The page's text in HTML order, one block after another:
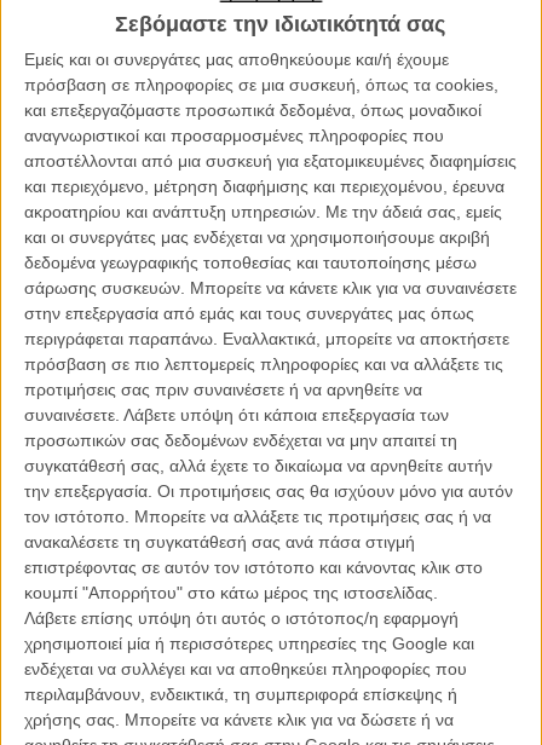
Σεβόμαστε την ιδιωτικότητά σας
Εμείς και οι συνεργάτες μας αποθηκεύουμε και/ή έχουμε
πρόσβαση σε πληροφορίες σε μια συσκευή, όπως τα cookies,
και επεξεργαζόμαστε προσωπικά δεδομένα, όπως μοναδικοί
αναγνωριστικοί και προσαρμοσμένες πληροφορίες που
αποστέλλονται από μια συσκευή για εξατομικευμένες διαφημίσεις
και περιεχόμενο, μέτρηση διαφήμισης και περιεχομένου, έρευνα
ακροατηρίου και ανάπτυξη υπηρεσιών. Με την άδειά σας, εμείς
και οι συνεργάτες μας ενδέχεται να χρησιμοποιήσουμε ακριβή
δεδομένα γεωγραφικής τοποθεσίας και ταυτοποίησης μέσω
σάρωσης συσκευών. Μπορείτε να κάνετε κλικ για να συναινέσετε
στην επεξεργασία από εμάς και τους συνεργάτες μας όπως
περιγράφεται παραπάνω. Εναλλακτικά, μπορείτε να αποκτήσετε
πρόσβαση σε πιο λεπτομερείς πληροφορίες και να αλλάξετε τις
προτιμήσεις σας πριν συναινέσετε ή να αρνηθείτε να
συναινέσετε. Λάβετε υπόψη ότι κάποια επεξεργασία των
προσωπικών σας δεδομένων ενδέχεται να μην απαιτεί τη
συγκατάθεσή σας, αλλά έχετε το δικαίωμα να αρνηθείτε αυτήν
την επεξεργασία. Οι προτιμήσεις σας θα ισχύουν μόνο για αυτόν
τον ιστότοπο. Μπορείτε να αλλάξετε τις προτιμήσεις σας ή να
ανακαλέσετε τη συγκατάθεσή σας ανά πάσα στιγμή
επιστρέφοντας σε αυτόν τον ιστότοπο και κάνοντας κλικ στο
κουμπί "Απορρήτου" στο κάτω μέρος της ιστοσελίδας.
Λάβετε επίσης υπόψη ότι αυτός ο ιστότοπος/η εφαρμογή
χρησιμοποιεί μία ή περισσότερες υπηρεσίες της Google και
ενδέχεται να συλλέγει και να αποθηκεύει πληροφορίες που
περιλαμβάνουν, ενδεικτικά, τη συμπεριφορά επίσκεψης ή
χρήσης σας. Μπορείτε να κάνετε κλικ για να δώσετε ή να
Μετράει και το αποτέλεσμα, μετράει και η πρόθεση. Αν κάτι
θαυμάσιο συμβαίνει στον κόσμο του ελληνικού σινεμά, αυτό είναι οι
συχνές συμμετοχές των νέων ταινιών στα A-list διεθνή Φεστιβάλ κι
αυτό, φυσικά, είναι μια διαδικασία που απαιτεί όχι μόνο η ταινία να
ικανοποιήσει τους προγραμματιστές, αλλά και τεράστια προσπάθεια
και έξοδα από την πλευρά των Ελλήνων παραγωγών. Ετσι, με
ιδιαίτερη χαρά ενημερωνόμαστε από τη διευκόλυνση που θα κάνει η
φετινή, 66η Berlinale, στο εγχώριο σινεμά.
Οι ελληνικές ταινίες δεν θα καταβάλουν το αντίτιμο εγγραφής στο
66ο Διεθνές Φεστιβάλ Κινηματογράφου του Βερολίνου. Μετά από
σχετική συνεννόηση μεταξύ του Ελληνικού Κέντρου
Κινηματογράφου και της Berlinale 2016 που θα διεξαχθεί από τις 11
έως τις 21 Φεβρουαρίου, ο διευθυντής του Φεστιβάλ, Ντίτερ Κόσλικ,
αποφάσισε, ειδικά για φέτος και λόγω του προβλήματος της
επιβολής των capital controls, οι ελληνικές ταινίες που θα
υποβληθούν για να κριθούν για την επιλογή τους στο Φεστιβάλ, να
μην καταβάλουν το αντίτιμο εγγραφής στην οn-line υποβολή τους,
το οποίο ανέρχεται στο ποσό των 150€ για ταινίες μεγάλου μήκους
και στο ποσό των 60€ για ταινίες μικρού μήκους.
Οι ενδιαφερόμενοι μπορούν να απευθύνονται με e-mail στο Τμήμα
Hellas Film του Ε.Κ.Κ. προκειμένου να τους αποσταλεί ο ειδικός
κωδικός που θα τους επιτρέπει να μην πληρώσουν αντίτιμο
εγγραφής, όπως και άλλες χρήσιμες οδηγίες. Για μεγάλου μήκους
ταινίες η προθεσμία υποβολής λήγει στις 30 Οκτωβρίου και για
ταινίες μικρού μήκους στις 17 Νοεμβρίου. Οι ημερομηνίες επιλογής
από την προκριματική επιτροπή του Φεστιβάλ είναι 20-30